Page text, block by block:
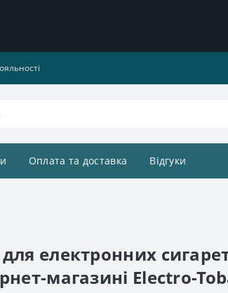
Оплата та доставка Відгуки
електронних
магазині Electro-